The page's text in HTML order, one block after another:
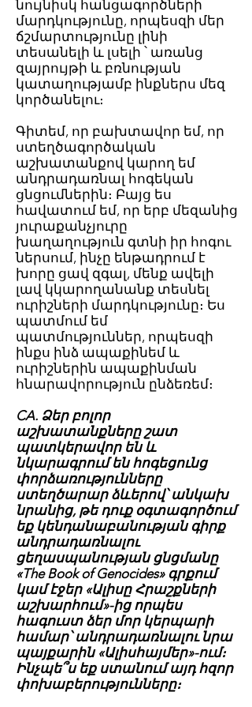
նույնիսկ հանցագործների
մարդկությունը, որպեսզի մեր
ճշմարտությունը լինի
տեսանելի և լսելի ՝ առանց
զայրույթի և բռնության
կատաղությամբ ինքներս մեզ
կործանելու։
Գիտեմ, որ բախտավոր եմ, որ
ստեղծագործական
աշխատանքով կարող եմ
անդրադառնալ հոգեկան
ցնցումներին։ Բայց ես
հավատում եմ, որ երբ մեզանից
յուրաքանչյուրը
խաղաղություն գտնի իր հոգու
ներսում, ինչը ենթադրում է
խորը ցավ զգալ, մենք ավելի
լավ կկարողանանք տեսնել
ուրիշների մարդկությունը։ Ես
պատմում եմ
պատմություններ, որպեսզի
ինքս ինձ ապաքինեմ և
ուրիշներին ապաքինման
հնարավորություն ընձեռեմ։
CA. Ձեր բոլոր
աշխատանքները շատ
պատկերավոր են և
նկարագրում են հոգեցունց
փորձառությունները
ստեղծարար ձևերով՝ անկախ
նրանից, թե դուք օգտագործում
եք կենդանաբանության գիրք
անդրադառնալու
ցեղասպանության ցնցմանը
«The Book of Genocides» գրքում
կամ էջեր «Ալիսը Հրաշքների
աշխարհում»-ից որպես
հագուստ ձեր մոր կերպարի
համար՝ անդրադառնալու նրա
պայքարին «Ալիսհայմեր»-ում։
Ինչպե՞ս եք ստանում այդ հզոր
փոխաբերությունները։